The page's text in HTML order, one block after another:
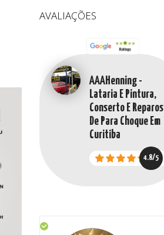
AVALIAÇÕES
AAAHenning -
Lataria E Pintura,
Conserto E Reparos
De Para Choque Em
Curitiba
4.8/5